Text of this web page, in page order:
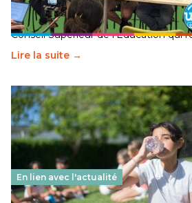
Pendant plusieurs mois, un groupe
travaillé sur la transition écologique
Conseil Supérieur de l’Éducation qui
Lire la suite →
En lien avec l'actualité